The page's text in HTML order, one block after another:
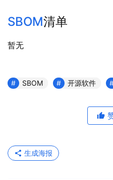
SBOM清单
暂无
SBOM 开源软件
生成海报